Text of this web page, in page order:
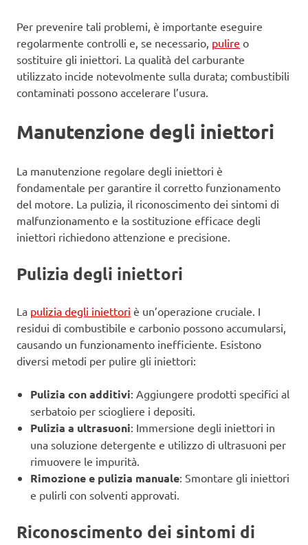
Per prevenire tali problemi, è importante eseguire
regolarmente controlli e, se necessario, pulire o
sostituire gli iniettori. La qualità del carburante
utilizzato incide notevolmente sulla durata; combustibili
contaminati possono accelerare l’usura.
Manutenzione degli iniettori
La manutenzione regolare degli iniettori è
fondamentale per garantire il corretto funzionamento
del motore. La pulizia, il riconoscimento dei sintomi di
malfunzionamento e la sostituzione efficace degli
iniettori richiedono attenzione e precisione.
Pulizia degli iniettori
La pulizia degli iniettori è un’operazione cruciale. I
residui di combustibile e carbonio possono accumularsi,
causando un funzionamento inefficiente. Esistono
diversi metodi per pulire gli iniettori:
Pulizia con additivi: Aggiungere prodotti specifici al
serbatoio per sciogliere i depositi.
Pulizia a ultrasuoni: Immersione degli iniettori in
una soluzione detergente e utilizzo di ultrasuoni per
rimuovere le impurità.
Rimozione e pulizia manuale: Smontare gli iniettori
e pulirli con solventi approvati.
Riconoscimento dei sintomi di